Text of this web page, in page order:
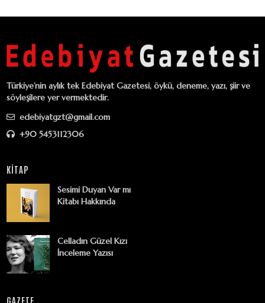
Türkiye’nin aylık tek Edebiyat Gazetesi, öykü, deneme, yazı, şiir ve
söyleşilere yer vermektedir.
edebiyatgzt@gmail.com
+90 5453112306
KİTAP
Sesimi Duyan Var mı
Kitabı Hakkında
Celladın Güzel Kızı
İnceleme Yazısı
GAZETE